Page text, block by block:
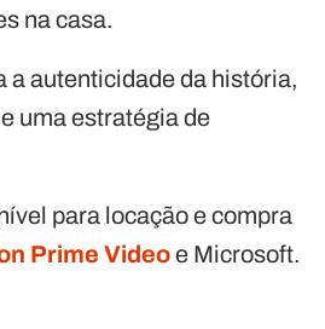
na casa.
a autenticidade da história,
uma estratégia de
para locação e compra
Prime Videoe Microsoft.